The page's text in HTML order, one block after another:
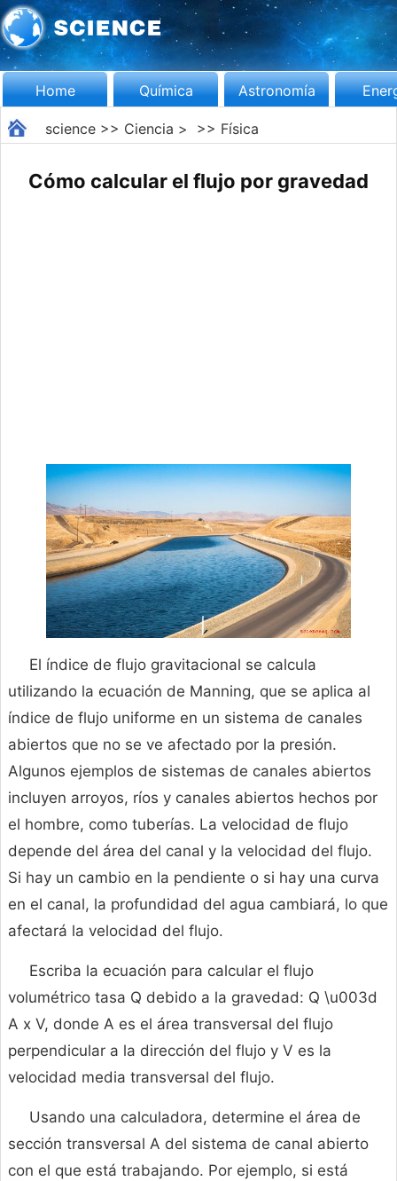
Home Química Astronomía
science>> Ciencia > >> Física
Cómo calcular el flujo por gravedad
El índice de flujo gravitacional se calcula
utilizando la ecuación de Manning, que se aplica al
índice de flujo uniforme en un sistema de canales
abiertos que no se ve afectado por la presión.
Algunos ejemplos de sistemas de canales abiertos
incluyen arroyos, ríos y canales abiertos hechos por
el hombre, como tuberías. La velocidad de flujo
depende del área del canal y la velocidad del flujo.
Si hay un cambio en la pendiente o si hay una curva
en el canal, la profundidad del agua cambiará, lo que
afectará la velocidad del flujo.
Escriba la ecuación para calcular el flujo
volumétrico tasa Q debido a la gravedad: Q \u003d
A x V, donde A es el área transversal del flujo
perpendicular a la dirección del flujo y V es la
velocidad media transversal del flujo.
Usando una calculadora, determine el área de
sección transversal A del sistema de canal abierto
con el que está trabajando. Por ejemplo, si está